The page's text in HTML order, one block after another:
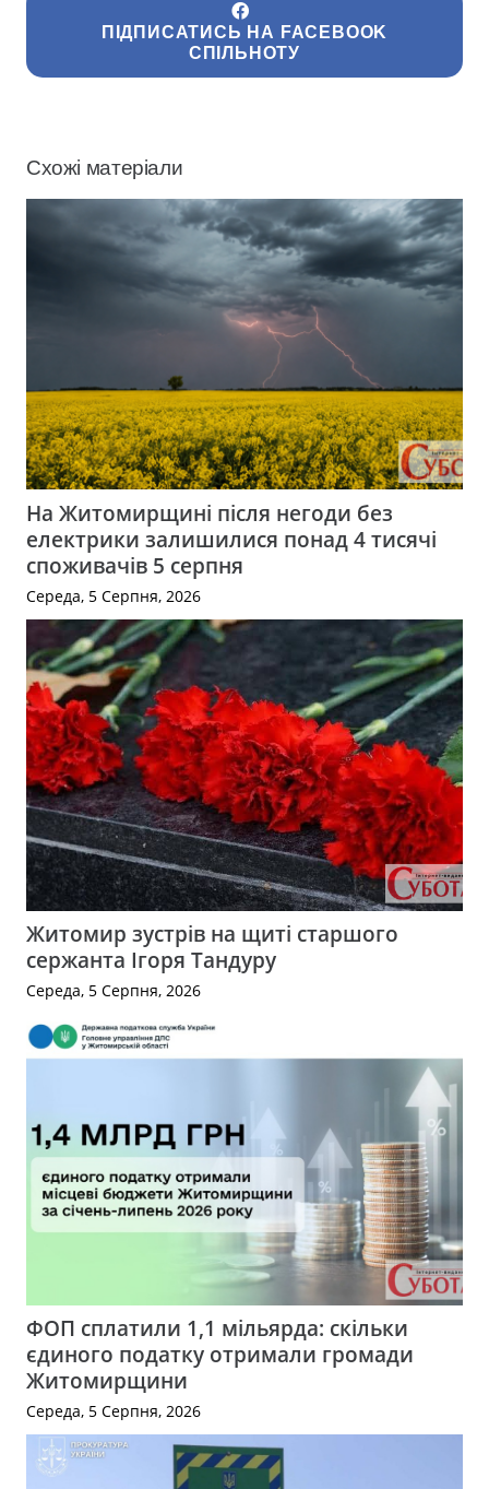
ПІДПИСАТИСЬ НА FACEBOOK
СПІЛЬНОТУ
Схожі матеріали
На Житомирщині після негоди без
електрики залишилися понад 4 тисячі
споживачів 5 серпня
Середа, 5 Серпня, 2026
Житомир зустрів на щиті старшого
сержанта Ігоря Тандуру
Середа, 5 Серпня, 2026
ФОП сплатили 1,1 мільярда: скільки
єдиного податку отримали громади
Житомирщини
Середа, 5 Серпня, 2026